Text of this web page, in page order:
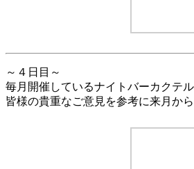
～４日目～
毎月開催しているナイトバーカクテル
皆様の貴重なご意見を参考に来月か